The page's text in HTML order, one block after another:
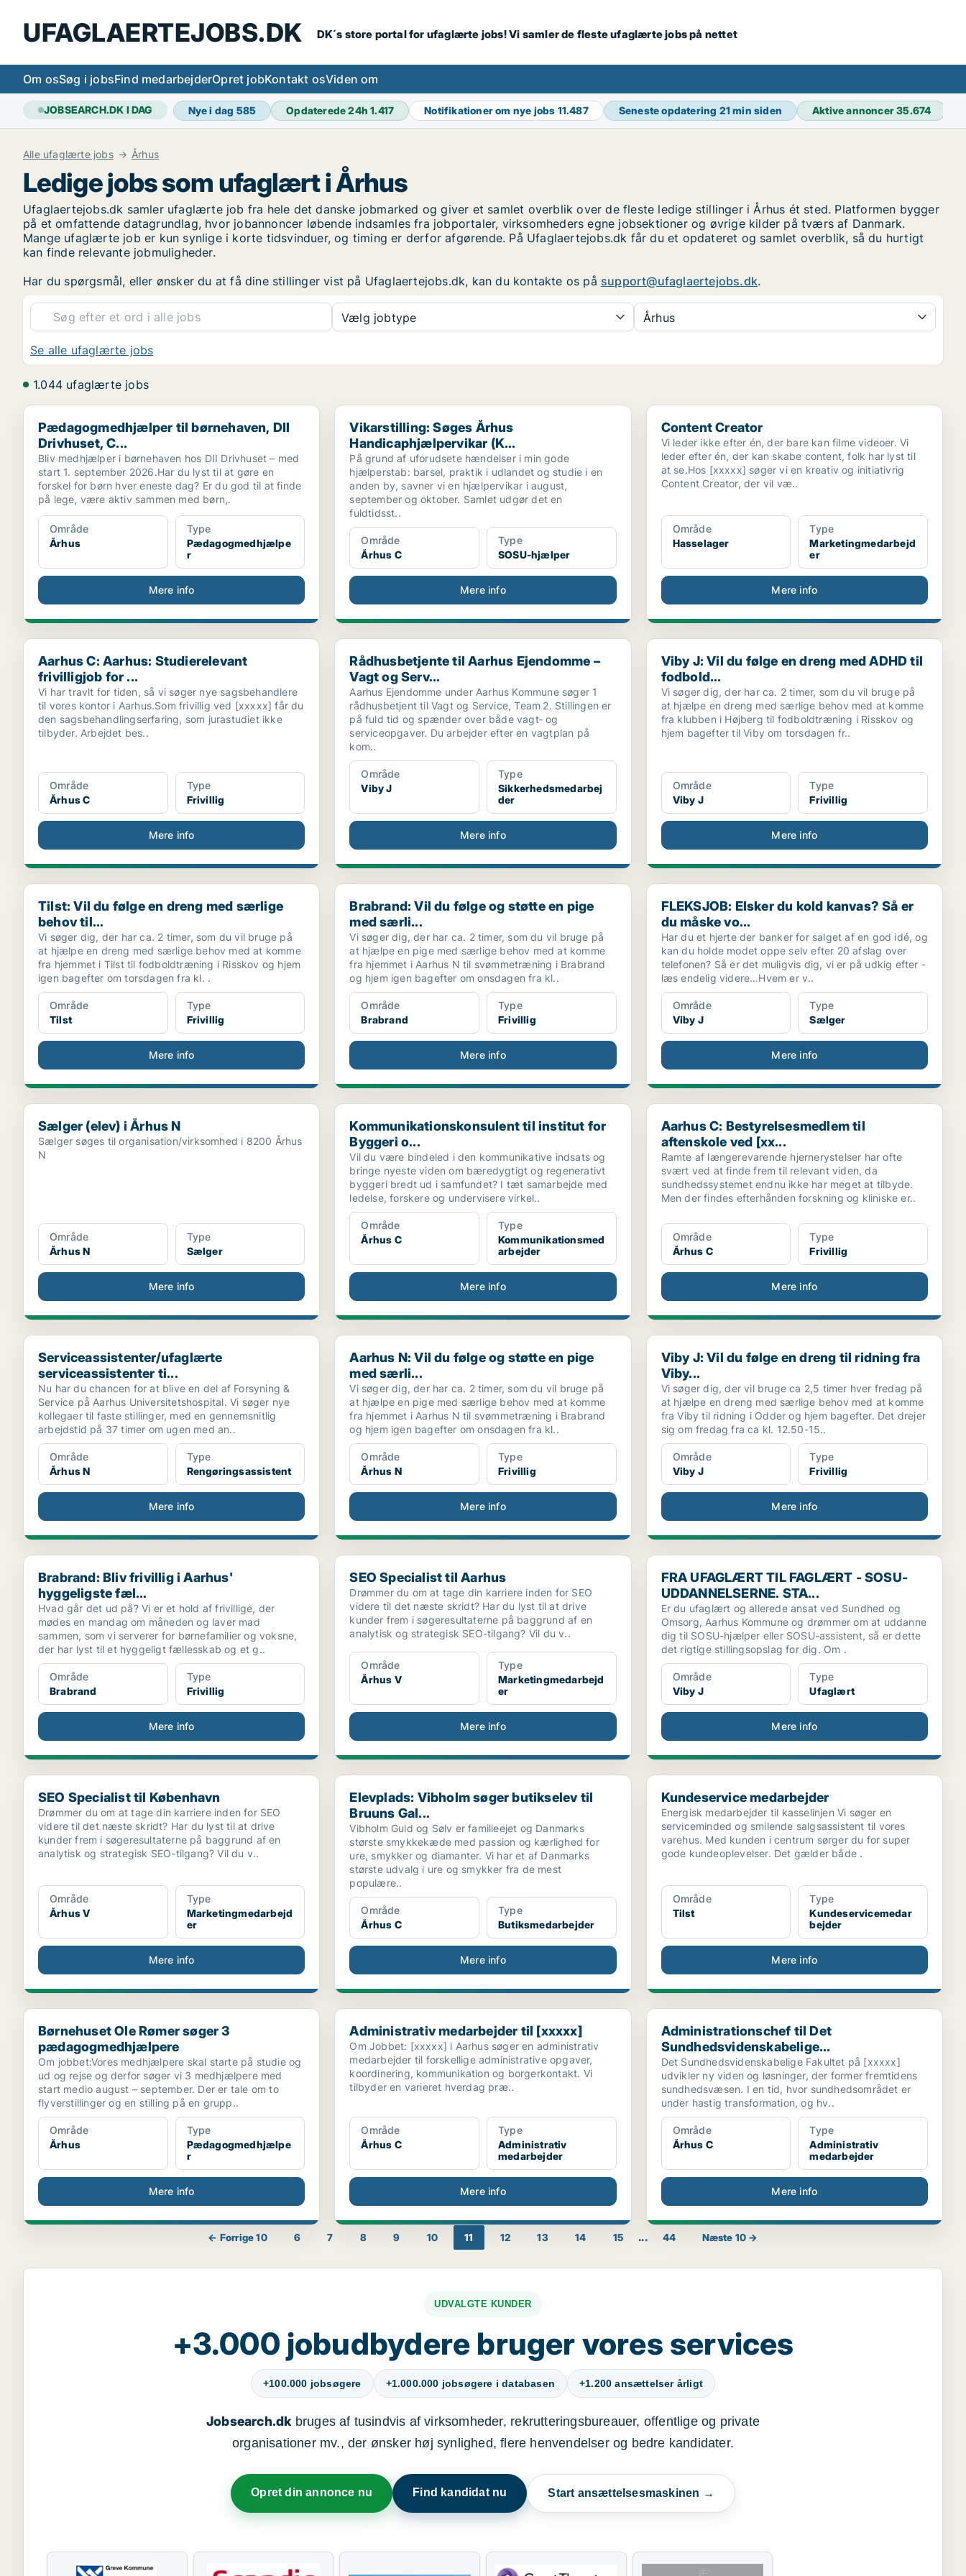
UFAGLAERTEJOBS.DK DK´s store portal for ufaglærte jobs! Vi samler de fleste ufaglærte jobs på nettet
Om osSøg i jobsFind medarbejderOpret jobKontakt osViden om
JOBSEARCH.DK I DAG Nye i dag 585 Opdaterede 24h1.417 Notifikationer om nye jobs 11.487 Seneste opdatering 21 min siden Aktive annoncer35.674
Alle ufaglærte jobs Århus
Ledige jobs som ufaglært i Århus
Ufaglaertejobs.dk samler ufaglærte job fra hele det danske jobmarked og giver et samlet overblik over de fleste ledige stillinger i Århus ét sted. Platformen bygger
på et omfattende datagrundlag, hvor jobannoncer løbende indsamles fra jobportaler, virksomheders egne jobsektioner og øvrige kilder på tværs af Danmark.
Mange ufaglærte job er kun synlige i korte tidsvinduer, og timing er derfor afgørende. På Ufaglaertejobs.dk får du et opdateret og samlet overblik, så du hurtigt
kan finde relevante jobmuligheder.
Har du spørgsmål, eller ønsker du at få dine stillinger vist på Ufaglaertejobs.dk, kan du kontakte os på support@ufaglaertejobs.dk.
Vælg jobtype Århus
Se alle ufaglærte jobs
1.044 ufaglærte jobs
Pædagogmedhjælper til børnehaven, DII Drivhuset, C...
Pædagogmedhjælper til børnehaven, DII
Drivhuset, C...
Bliv medhjælper i børnehaven hos DII Drivhuset – med
start 1. september 2026.Har du lyst til at gøre en
forskel for børn hver eneste dag? Er du god til at finde
på lege, være aktiv sammen med børn,.
Område
Århus
Type
Pædagogmedhjælpe
r
Mere info
Vikarstilling: Søges Århus Handicaphjælpervikar (K...
Vikarstilling: Søges Århus
Handicaphjælpervikar (K...
På grund af uforudsete hændelser i min gode
hjælperstab: barsel, praktik i udlandet og studie i en
anden by, savner vi en hjælpervikar i august,
september og oktober. Samlet udgør det en
fuldtidsst..
Område
Århus C
Type
SOSU-hjælper
Mere info
Content Creator
Content Creator
Vi leder ikke efter én, der bare kan filme videoer. Vi
leder efter én, der kan skabe content, folk har lyst til
at se.Hos [xxxxx] søger vi en kreativ og initiativrig
Content Creator, der vil væ..
Område
Hasselager
Type
Marketingmedarbejd
er
Mere info
Aarhus C: Aarhus: Studierelevant frivilligjob for ...
Aarhus C: Aarhus: Studierelevant
frivilligjob for ...
Vi har travlt for tiden, så vi søger nye sagsbehandlere
til vores kontor i Aarhus.Som frivillig ved [xxxxx] får du
den sagsbehandlingserfaring, som jurastudiet ikke
tilbyder. Arbejdet bes..
Område
Århus C
Type
Frivillig
Mere info
Rådhusbetjente til Aarhus Ejendomme – Vagt og Serv...
Rådhusbetjente til Aarhus Ejendomme –
Vagt og Serv...
Aarhus Ejendomme under Aarhus Kommune søger 1
rådhusbetjent til Vagt og Service, Team 2. Stillingen er
på fuld tid og spænder over både vagt‑ og
serviceopgaver. Du arbejder efter en vagtplan på
kom..
Område
Viby J
Type
Sikkerhedsmedarbej
der
Mere info
Viby J: Vil du følge en dreng med ADHD til fodbold...
Viby J: Vil du følge en dreng med ADHD til
fodbold...
Vi søger dig, der har ca. 2 timer, som du vil bruge på
at hjælpe en dreng med særlige behov med at komme
fra klubben i Højberg til fodboldtræning i Risskov og
hjem bagefter til Viby om torsdagen fr..
Område
Viby J
Type
Frivillig
Mere info
Tilst: Vil du følge en dreng med særlige behov til...
Tilst: Vil du følge en dreng med særlige
behov til...
Vi søger dig, der har ca. 2 timer, som du vil bruge på
at hjælpe en dreng med særlige behov med at komme
fra hjemmet i Tilst til fodboldtræning i Risskov og hjem
igen bagefter om torsdagen fra kl. .
Område
Tilst
Type
Frivillig
Mere info
Brabrand: Vil du følge og støtte en pige med særli...
Brabrand: Vil du følge og støtte en pige
med særli...
Vi søger dig, der har ca. 2 timer, som du vil bruge på
at hjælpe en pige med særlige behov med at komme
fra hjemmet i Aarhus N til svømmetræning i Brabrand
og hjem igen bagefter om onsdagen fra kl..
Område
Brabrand
Type
Frivillig
Mere info
FLEKSJOB: Elsker du kold kanvas? Så er du måske vo...
FLEKSJOB: Elsker du kold kanvas? Så er
du måske vo...
Har du et hjerte der banker for salget af en god idé, og
kan du holde modet oppe selv efter 20 afslag over
telefonen? Så er det muligvis dig, vi er på udkig efter -
læs endelig videre…Hvem er v..
Område
Viby J
Type
Sælger
Mere info
Sælger (elev) i Århus N
Sælger (elev) i Århus N
Sælger søges til organisation/virksomhed i 8200 Århus
N
Område
Århus N
Type
Sælger
Mere info
Kommunikationskonsulent til institut for Byggeri o...
Kommunikationskonsulent til institut for
Byggeri o...
Vil du være bindeled i den kommunikative indsats og
bringe nyeste viden om bæredygtigt og regenerativt
byggeri bredt ud i samfundet? I tæt samarbejde med
ledelse, forskere og undervisere virkel..
Område
Århus C
Type
Kommunikationsmed
arbejder
Mere info
Aarhus C: Bestyrelsesmedlem til aftenskole ved [xx...
Aarhus C: Bestyrelsesmedlem til
aftenskole ved [xx...
Ramte af længerevarende hjernerystelser har ofte
svært ved at finde frem til relevant viden, da
sundhedssystemet endnu ikke har meget at tilbyde.
Men der findes efterhånden forskning og kliniske er..
Område
Århus C
Type
Frivillig
Mere info
Serviceassistenter/ufaglærte serviceassistenter ti...
Serviceassistenter/ufaglærte
serviceassistenter ti...
Nu har du chancen for at blive en del af Forsyning &
Service på Aarhus Universitetshospital. Vi søger nye
kollegaer til faste stillinger, med en gennemsnitlig
arbejdstid på 37 timer om ugen med an..
Område
Århus N
Type
Rengøringsassistent
Mere info
Aarhus N: Vil du følge og støtte en pige med særli...
Aarhus N: Vil du følge og støtte en pige
med særli...
Vi søger dig, der har ca. 2 timer, som du vil bruge på
at hjælpe en pige med særlige behov med at komme
fra hjemmet i Aarhus N til svømmetræning i Brabrand
og hjem igen bagefter om onsdagen fra kl..
Område
Århus N
Type
Frivillig
Mere info
Viby J: Vil du følge en dreng til ridning fra Viby...
Viby J: Vil du følge en dreng til ridning fra
Viby...
Vi søger dig, der vil bruge ca 2,5 timer hver fredag på
at hjælpe en dreng med særlige behov med at komme
fra Viby til ridning i Odder og hjem bagefter. Det drejer
sig om fredag fra ca kl. 12.50-15..
Område
Viby J
Type
Frivillig
Mere info
Brabrand: Bliv frivillig i Aarhus' hyggeligste fæl...
Brabrand: Bliv frivillig i Aarhus'
hyggeligste fæl...
Hvad går det ud på? Vi er et hold af frivillige, der
mødes en mandag om måneden og laver mad
sammen, som vi serverer for børnefamilier og voksne,
der har lyst til et hyggeligt fællesskab og et g..
Område
Brabrand
Type
Frivillig
Mere info
SEO Specialist til Aarhus
SEO Specialist til Aarhus
Drømmer du om at tage din karriere inden for SEO
videre til det næste skridt? Har du lyst til at drive
kunder frem i søgeresultaterne på baggrund af en
analytisk og strategisk SEO-tilgang? Vil du v..
Område
Århus V
Type
Marketingmedarbejd
er
Mere info
FRA UFAGLÆRT TIL FAGLÆRT - SOSU-
FRA UFAGLÆRT TIL FAGLÆRT - SOSU-
UDDANNELSERNE. STA...
Er du ufaglært og allerede ansat ved Sundhed og
Omsorg, Aarhus Kommune og drømmer om at uddanne
dig til SOSU-hjælper eller SOSU-assistent, så er dette
det rigtige stillingsopslag for dig. Om .
Område
Viby J
Type
Ufaglært
Mere info
SEO Specialist til København
SEO Specialist til København
Drømmer du om at tage din karriere inden for SEO
videre til det næste skridt? Har du lyst til at drive
kunder frem i søgeresultaterne på baggrund af en
analytisk og strategisk SEO-tilgang? Vil du v..
Område
Århus V
Type
Marketingmedarbejd
er
Mere info
Elevplads: Vibholm søger butikselev til Bruuns Gal...
Elevplads: Vibholm søger butikselev til
Bruuns Gal...
Vibholm Guld og Sølv er familieejet og Danmarks
største smykkekæde med passion og kærlighed for
ure, smykker og diamanter. Vi har et af Danmarks
største udvalg i ure og smykker fra de mest
populære..
Område
Århus C
Type
Butiksmedarbejder
Mere info
Kundeservice medarbejder
Kundeservice medarbejder
Energisk medarbejder til kasselinjen Vi søger en
serviceminded og smilende salgsassistent til vores
varehus. Med kunden i centrum sørger du for super
gode kundeoplevelser. Det gælder både .
Område
Tilst
Type
Kundeservicemedar
bejder
Mere info
Børnehuset Ole Rømer søger 3 pædagogmedhjælpere
Børnehuset Ole Rømer søger 3
pædagogmedhjælpere
Om jobbet:Vores medhjælpere skal starte på studie og
ud og rejse og derfor søger vi 3 medhjælpere med
start medio august – september. Der er tale om to
flyverstillinger og en stilling på en grupp..
Område
Århus
Type
Pædagogmedhjælpe
r
Mere info
Administrativ medarbejder til [xxxxx]
Administrativ medarbejder til [xxxxx]
Om Jobbet: [xxxxx] i Aarhus søger en administrativ
medarbejder til forskellige administrative opgaver,
koordinering, kommunikation og borgerkontakt. Vi
tilbyder en varieret hverdag præ..
Område
Århus C
Type
Administrativ
medarbejder
Mere info
Administrationschef til Det Sundhedsvidenskabelige...
Administrationschef til Det
Sundhedsvidenskabelige...
Det Sundhedsvidenskabelige Fakultet på [xxxxx]
udvikler ny viden og løsninger, der former fremtidens
sundhedsvæsen. I en tid, hvor sundhedsområdet er
under hastig transformation, og hv..
Område
Århus C
Type
Administrativ
medarbejder
Mere info
← Forrige 10 6 7 8 9 10 11 12 13 14 15 ... 44 Næste 10 →
UDVALGTE KUNDER
+3.000 jobudbydere bruger vores services
+100.000 jobsøgere +1.000.000 jobsøgere i databasen +1.200 ansættelser årligt
Jobsearch.dkbruges af tusindvis af virksomheder, rekrutteringsbureauer, offentlige og private
organisationer mv., der ønsker høj synlighed, flere henvendelser og bedre kandidater.
Opret din annonce nu Find kandidat nu Start ansættelsesmaskinen →